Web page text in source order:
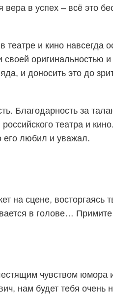
в успех – всё это
и кино навсегда
оригинальностью
и доносить это до
Благодарность за
театра и
его любил и уважал.
на сцене, восторгаясь
в голове…
чувством юмора
нам будет тебя очень